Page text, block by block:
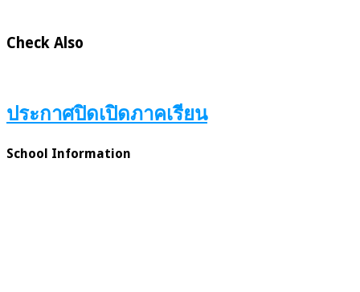
Check Also
ประกาศปิดเปิดภาคเรียน
School Information